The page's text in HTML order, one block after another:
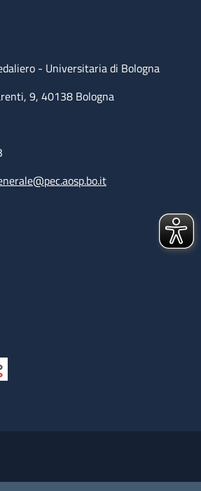
- Universitaria di Bologna
9, 40138 Bologna